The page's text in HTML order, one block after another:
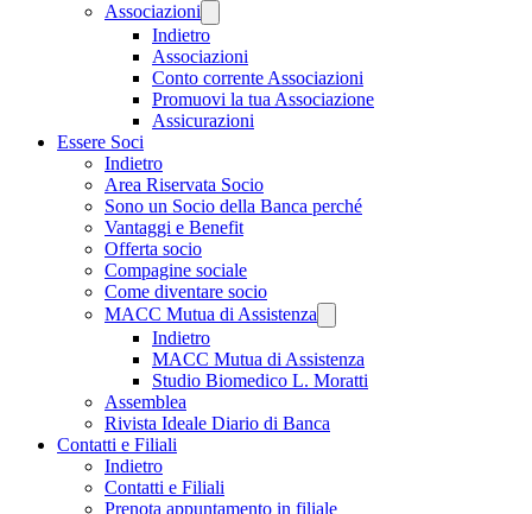
Associazioni
Indietro
Associazioni
Conto corrente Associazioni
Promuovi la tua Associazione
Assicurazioni
Essere Soci
Indietro
Area Riservata Socio
Sono un Socio della Banca perché
Vantaggi e Benefit
Offerta socio
Compagine sociale
Come diventare socio
MACC Mutua di Assistenza
Indietro
MACC Mutua di Assistenza
Studio Biomedico L. Moratti
Assemblea
Rivista Ideale Diario di Banca
Contatti e Filiali
Indietro
Contatti e Filiali
Prenota appuntamento in filiale